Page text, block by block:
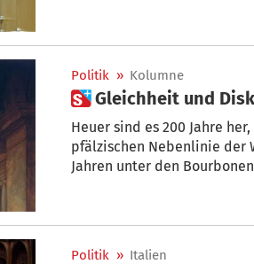
Grundgesetz des EU-
Politik » Kolumne
 Gleichheit und
Heuer sind es 200 Jahre her, seit Bayerns erster König Max I. starb. Er
pfälzischen Nebenlinie der
Jahren unter den
Politik » Italien